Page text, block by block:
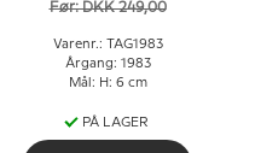
Før: DKK 249,00
Varenr.: TAG1983
Årgang: 1983
Mål: H: 6 cm
PÅ LAGER